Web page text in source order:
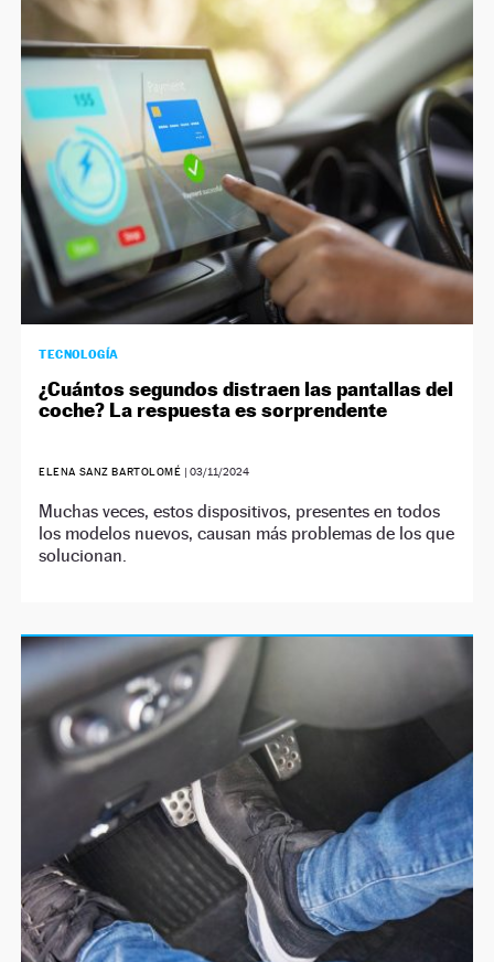
TECNOLOGÍA
¿Cuántos segundos distraen las pantallas del
coche? La respuesta es sorprendente
ELENA SANZ BARTOLOMÉ | 03/11/2024
Muchas veces, estos dispositivos, presentes en todos
los modelos nuevos, causan más problemas de los que
solucionan.